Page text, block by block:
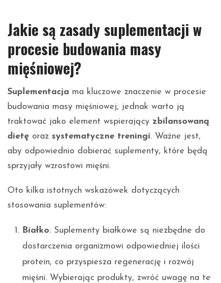
Jakie są zasady suplementacji w
procesie budowania masy
mięśniowej?
Suplementacja ma kluczowe znaczenie w procesie
budowania masy mięśniowej, jednak warto ją
traktować jako element wspierający zbilansowaną
dietę oraz systematyczne treningi. Ważne jest,
aby odpowiednio dobierać suplementy, które będą
sprzyjały wzrostowi mięśni.
Oto kilka istotnych wskazówek dotyczących
stosowania suplementów:
Białko: Suplementy białkowe są niezbędne do
dostarczenia organizmowi odpowiedniej ilości
protein, co przyspiesza regenerację i rozwój
mięśni. Wybierając produkty, zwróć uwagę na te